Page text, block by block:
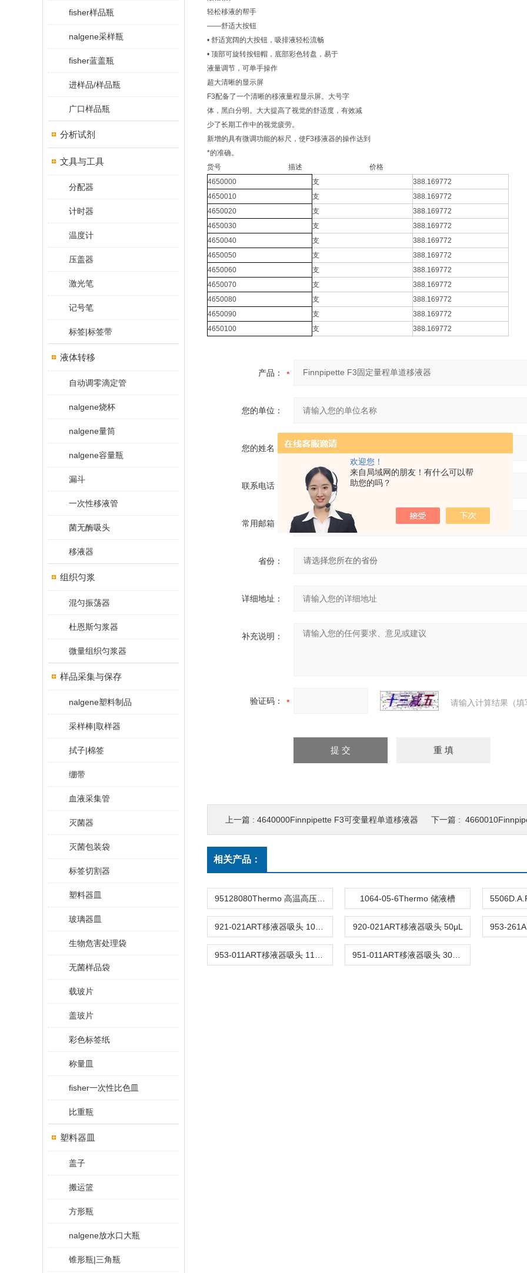
欢迎您！
来自局域网的朋友！有什么可以帮
助您的吗？
fisher样品瓶
nalgene采样瓶
fisher蓝盖瓶
进样品/样品瓶
广口样品瓶
分析试剂
文具与工具
分配器
计时器
温度计
压盖器
激光笔
记号笔
标签|标签带
液体转移
自动调零滴定管
nalgene烧杯
nalgene量筒
nalgene容量瓶
漏斗
一次性移液管
菌无酶吸头
移液器
组织匀浆
混匀振荡器
杜恩斯匀浆器
微量组织匀浆器
样品采集与保存
nalgene塑料制品
采样棒|取样器
拭子|棉签
绷带
血液采集管
灭菌器
灭菌包装袋
标签切割器
塑料器皿
玻璃器皿
生物危害处理袋
无菌样品袋
载玻片
盖玻片
彩色标签纸
称量皿
fisher一次性比色皿
比重瓶
塑料器皿
盖子
搬运篮
方形瓶
nalgene放水口大瓶
锥形瓶|三角瓶
轻松移液的帮手
——舒适大按钮
• 舒适宽阔的大按钮，吸排液轻松流畅
• 顶部可旋转按钮帽，底部彩色转盘，易于
液量调节，可单手操作
超大清晰的显示屏
F3配备了一个清晰的移液量程显示屏。大号字
体，黑白分明。大大提高了视觉的舒适度，有效减
少了长期工作中的视觉疲劳。
新增的具有微调功能的标尺，使F3移液器的操作达到
*的准确。
货号 描述 价格
4650000
支
388.169772
4650010
支
388.169772
4650020
支
388.169772
4650030
支
388.169772
4650040
支
388.169772
4650050
支
388.169772
4650060
支
388.169772
4650070
支
388.169772
4650080
支
388.169772
4650090
支
388.169772
4650100
支 388.169772
产品：
您的单位：
您的姓名：
联系电话：
常用邮箱：
省份：
详细地址：
补充说明：
验证码： 请输入计算结果（
上一篇 : 4640000Finnpipette F3可变量程单道移液器 下一篇 :
相关产品：
1064-05-6Thermo 储液槽
920-021ART移液器吸头 50μL